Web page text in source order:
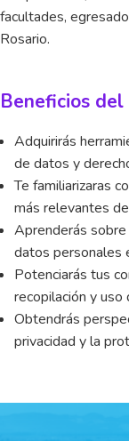
facultades,
Rosario.
Beneficios del
Adquirirás
de datos y
Te familiarizaras
más relevantes
Aprenderás
datos personales
Potenciarás tus
recopilación y
Obtendrás
privacidad y la